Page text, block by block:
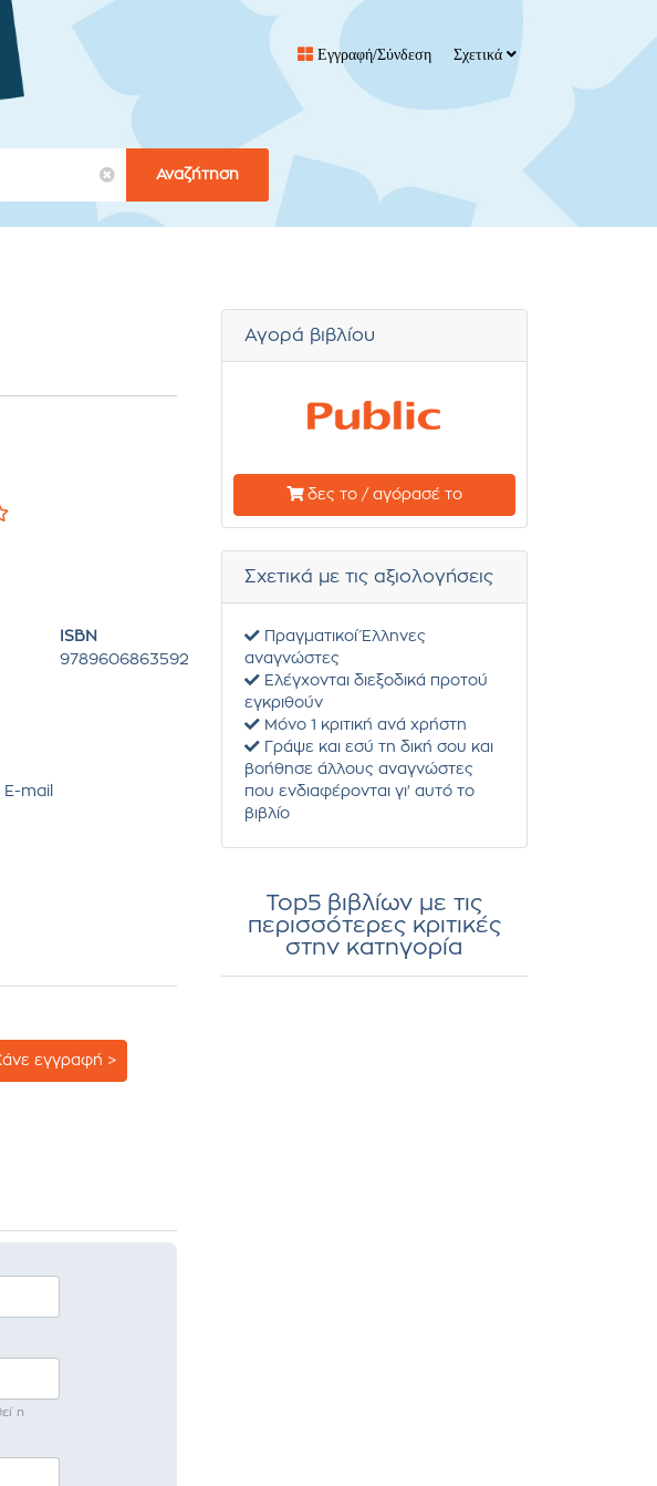
Εγγραφή/Σύνδεση Σχετικά
Αναζήτηση
ISBN
9789606863592
E-mail
εγγραφή >
η
Αγορά βιβλίου
δες το / αγόρασέ το
Σχετικά με τις αξιολογήσεις
Πραγματικοί Έλληνες
αναγνώστες
Ελέγχονται διεξοδικά προτού
εγκριθούν
Μόνο 1 κριτική ανά χρήστη
Γράψε και εσύ τη δική σου και
βοήθησε άλλους αναγνώστες
που ενδιαφέρονται γι' αυτό το
βιβλίο
Top5 βιβλίων με τις
περισσότερες κριτικές
στην κατηγορία